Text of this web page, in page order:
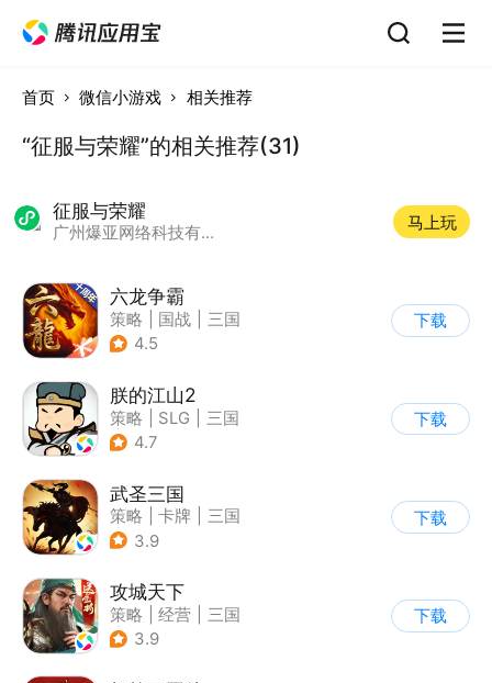
首页 微信小游戏 相关推荐
“征服与荣耀”的相关推荐(31)
征服与荣耀
广州爆亚网络科技有限公司
马上玩
六龙争霸
策略 国战
三国
| 千人同屏
4.5
下载
朕的江山2
策略 SLG
三国
| 中国风
4.7
下载
武圣三国
策略 卡牌
三国
| 中国风
3.9
下载
攻城天下
策略 经营
三国
| 千人同屏
3.9
下载